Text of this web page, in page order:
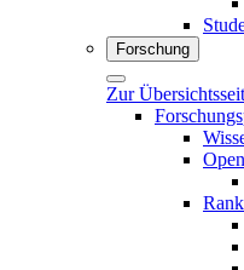
Forschung
Zur